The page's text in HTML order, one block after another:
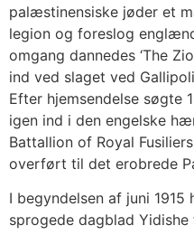
palæstinensiske jøder et
legion og foreslog
omgang dannedes ‘The
ind ved slaget ved
Efter hjemsendelse søgte
igen ind i den engelske
Battallion of Royal
overført til det erobrede
I begyndelsen af juni
sprogede dagblad